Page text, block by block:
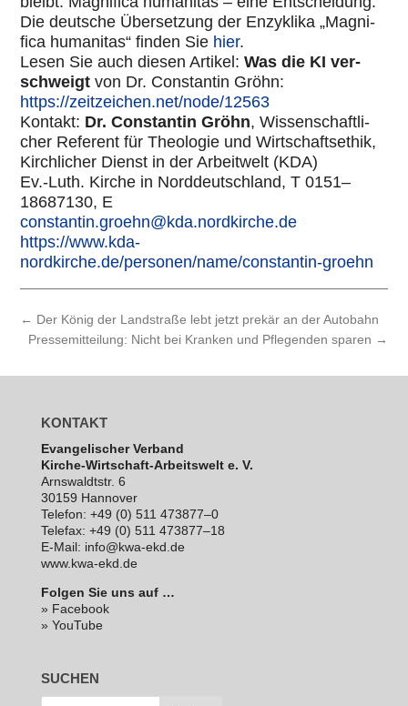
Die deutsche Über­set­zung der Enzy­klika „Magni­
fica huma­ni­tas“ finden Sie hier.
Lesen Sie auch diesen Artikel:Was die KI ver­
schweigt von Dr. Con­stan­tin Gröhn:
https://zeitzeichen.net/node/12563
Kontakt: Dr. Con­stan­tin Gröhn, Wis­sen­schaft­li­
cher Referent für Theo­lo­gie und Wirt­schafts­ethik,
Kirch­li­cher Dienst in der Arbeit­welt (KDA)
Ev.-Luth. Kirche in Nord­deutsch­land, T 0151–
18687130, E
constantin.groehn@kda.nordkirche.de
https://www.kda-
nordkirche.de/personen/name/constantin-groehn
← Der König der Landstraße lebt jetzt prekär an der Autobahn
Pressemitteilung: Nicht bei Kranken und Pflegenden sparen →
KONTAKT
Evan­ge­li­scher Verband
Kirche-Wirt­schaft-Arbeits­welt e. V.
Arns­waldt­str. 6
30159 Hannover
Telefon: +49 (0) 511 473877–0
Telefax: +49 (0) 511 473877–18
E‑Mail: info@kwa-ekd.de
www.kwa-ekd.de
Folgen Sie uns auf …
» Facebook
» YouTube
SUCHEN